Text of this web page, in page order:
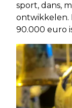
sport, dans,
ontwikkelen.
90.000 euro